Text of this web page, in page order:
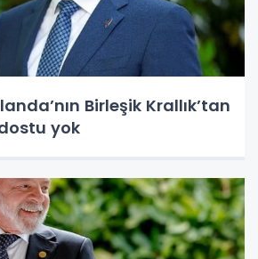
Birleşik Krallık’tan
yok